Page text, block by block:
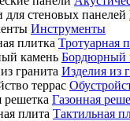
Инструменты
Тротуарная
Бордюрный
Изделия из
Газонная
Тактильная